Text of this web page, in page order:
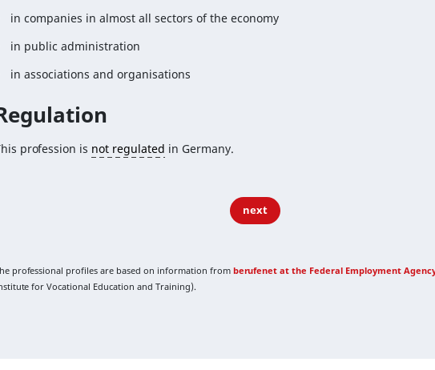
in companies in almost all sectors of the economy
in public administration
in associations and organisations
profession is not regulated in Germany.
next
professional profiles are based on information from berufenet at the Federal Employment
for Vocational Education and Training).